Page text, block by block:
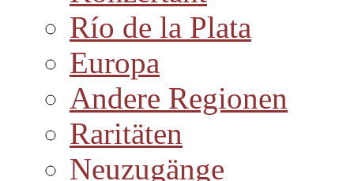
Río de la Plata
Europa
Andere Regionen
Raritäten
Neuzugänge